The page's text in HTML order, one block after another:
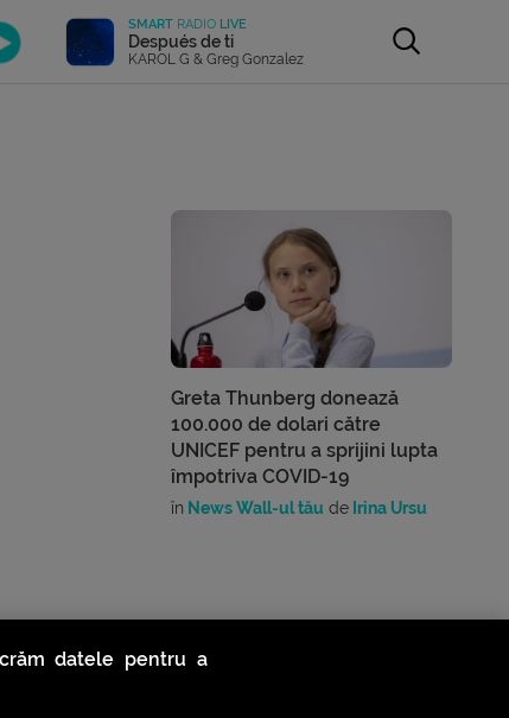
SMART RADIO LIVE
Después de ti
KAROL G & Greg Gonzalez
Greta Thunberg donează
100.000 de dolari către
UNICEF pentru a sprijini lupta
împotriva COVID-19
în News Wall-ul tău de Irina Ursu
datele pentru a